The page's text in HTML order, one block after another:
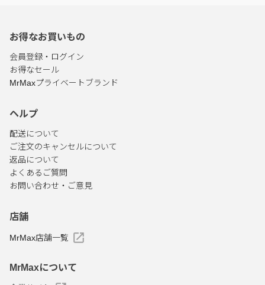
お得なお買いもの
会員登録・ログイン
お得なセール
MrMaxプライベートブランド
ヘルプ
配送について
ご注文のキャンセルについて
返品について
よくあるご質問
お問い合わせ・ご意見
店舗
MrMax店舗一覧
MrMaxについて